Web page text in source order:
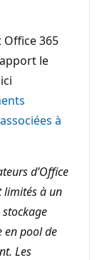
Office 365
le
à
d’Office
limités à un
en pool de
Les